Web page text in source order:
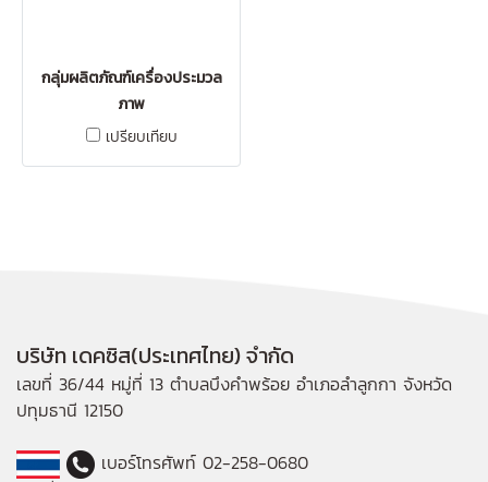
กลุ่มผลิตภัณฑ์เครื่องประมวล
ภาพ
เปรียบเทียบ
บริษัท เดคซิส(ประเทศไทย) จำกัด
เลขที่ 36/44 หมู่ที่ 13 ตำบลบึงคำพร้อย อำเภอลำลูกกา จังหวัด
ปทุมธานี 12150
เบอร์โทรศัพท์ 02-258-0680